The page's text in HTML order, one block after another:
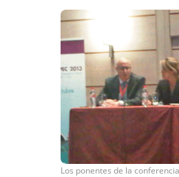
Los ponentes de la